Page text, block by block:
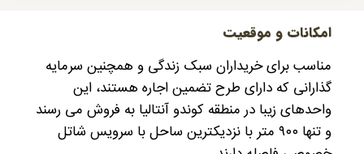
امکانات و موقعیت
مناسب برای خریداران سبک زندگی و همچنین سرمایه
گذارانی که دارای طرح تضمین اجاره هستند، این
واحدهای زیبا در منطقه کوندو آنتالیا به فروش می رسند
و تنها ۹۰۰ متر با نزدیکترین ساحل با سرویس شاتل